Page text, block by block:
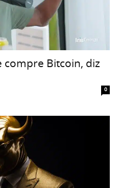
compre Bitcoin, diz
0